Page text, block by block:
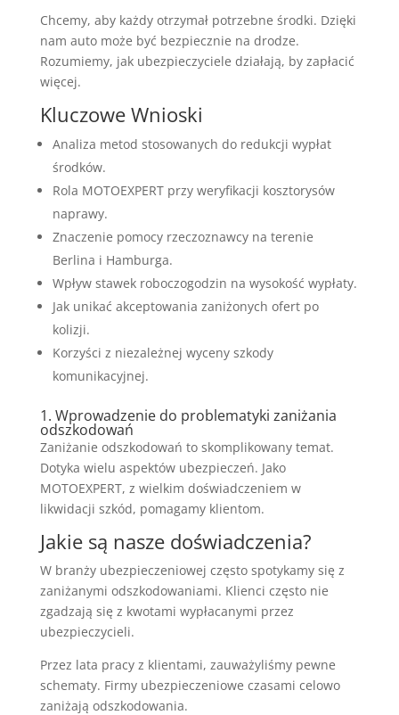
Chcemy, aby każdy otrzymał potrzebne środki. Dzięki
nam auto może być bezpiecznie na drodze.
Rozumiemy, jak ubezpieczyciele działają, by zapłacić
więcej.
Kluczowe Wnioski
Analiza metod stosowanych do redukcji wypłat
środków.
Rola MOTOEXPERT przy weryfikacji kosztorysów
naprawy.
Znaczenie pomocy rzeczoznawcy na terenie
Berlina i Hamburga.
Wpływ stawek roboczogodzin na wysokość wypłaty.
Jak unikać akceptowania zaniżonych ofert po
kolizji.
Korzyści z niezależnej wyceny szkody
komunikacyjnej.
1. Wprowadzenie do problematyki zaniżania
odszkodowań
Zaniżanie odszkodowań to skomplikowany temat.
Dotyka wielu aspektów ubezpieczeń. Jako
MOTOEXPERT, z wielkim doświadczeniem w
likwidacji szkód, pomagamy klientom.
Jakie są nasze doświadczenia?
W branży ubezpieczeniowej często spotykamy się z
zaniżanymi odszkodowaniami. Klienci często nie
zgadzają się z kwotami wypłacanymi przez
ubezpieczycieli.
Przez lata pracy z klientami, zauważyliśmy pewne
schematy. Firmy ubezpieczeniowe czasami celowo
zaniżają odszkodowania.